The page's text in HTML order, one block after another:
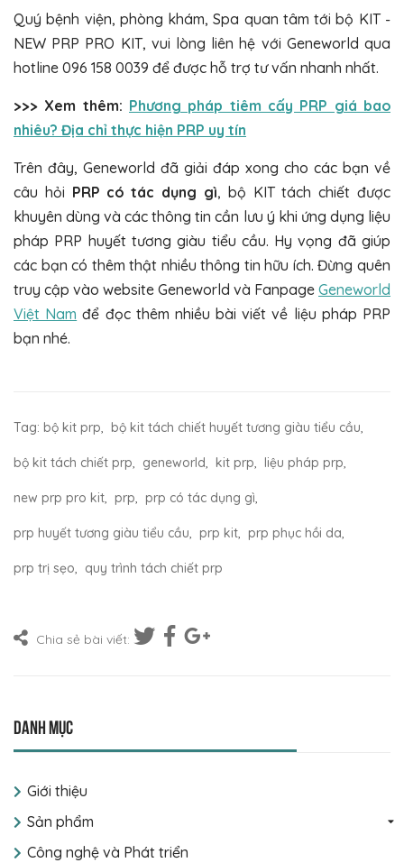
Quý bệnh viện, phòng khám, Spa quan tâm tới bộ KIT -
NEW PRP PRO KIT, vui lòng liên hệ với Geneworld qua
hotline 096 158 0039 để được hỗ trợ tư vấn nhanh nhất.
>>> Xem thêm: Phương pháp tiêm cấy PRP giá bao
nhiêu? Địa chỉ thực hiện PRP uy tín
Trên đây, Geneworld đã giải đáp xong cho các bạn về
câu hỏi PRP có tác dụng gì, bộ KIT tách chiết được
khuyên dùng và các thông tin cần lưu ý khi ứng dụng liệu
pháp PRP huyết tương giàu tiểu cầu. Hy vọng đã giúp
các bạn có thêm thật nhiều thông tin hữu ích. Đừng quên
truy cập vào website Geneworld và Fanpage Geneworld
Việt Nam để đọc thêm nhiều bài viết về liệu pháp PRP
bạn nhé.
Tag: bộ kit prp, bộ kit tách chiết huyết tương giàu tiểu cầu,
bộ kit tách chiết prp, geneworld, kit prp, liệu pháp prp,
new prp pro kit, prp, prp có tác dụng gì,
prp huyết tương giàu tiểu cầu, prp kit, prp phục hồi da,
prp trị sẹo, quy trình tách chiết prp
Chia sẻ bài viết:
Danh mục
Giới thiệu
Sản phẩm
Công nghệ và Phát triển